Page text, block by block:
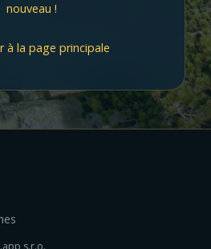
nouveau !
à la page principale